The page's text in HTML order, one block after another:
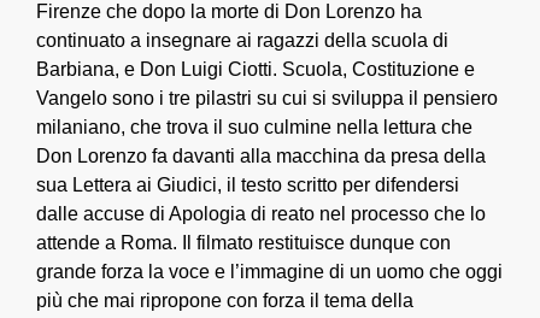
Firenze che dopo la morte di Don Lorenzo ha
continuato a insegnare ai ragazzi della scuola di
Barbiana, e Don Luigi Ciotti. Scuola, Costituzione e
Vangelo sono i tre pilastri su cui si sviluppa il pensiero
milaniano, che trova il suo culmine nella lettura che
Don Lorenzo fa davanti alla macchina da presa della
sua Lettera ai Giudici, il testo scritto per difendersi
dalle accuse di Apologia di reato nel processo che lo
attende a Roma. Il filmato restituisce dunque con
grande forza la voce e l’immagine di un uomo che oggi
più che mai ripropone con forza il tema della